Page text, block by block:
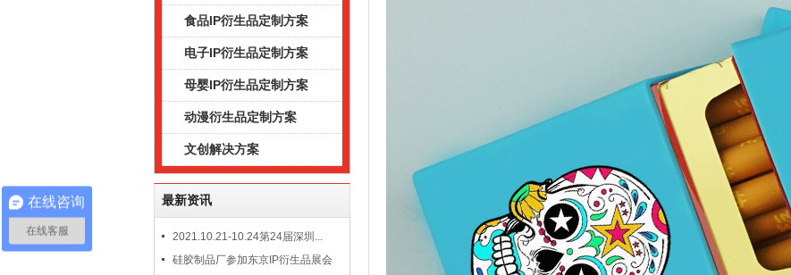
食品IP衍生品定制方案
电子IP衍生品定制方案
母婴IP衍生品定制方案
动漫衍生品定制方案
文创解决方案
最新资讯
2021.10.21-10.24第24届深圳...
硅胶制品厂参加东京IP衍生品展会
在线咨询
在线客服